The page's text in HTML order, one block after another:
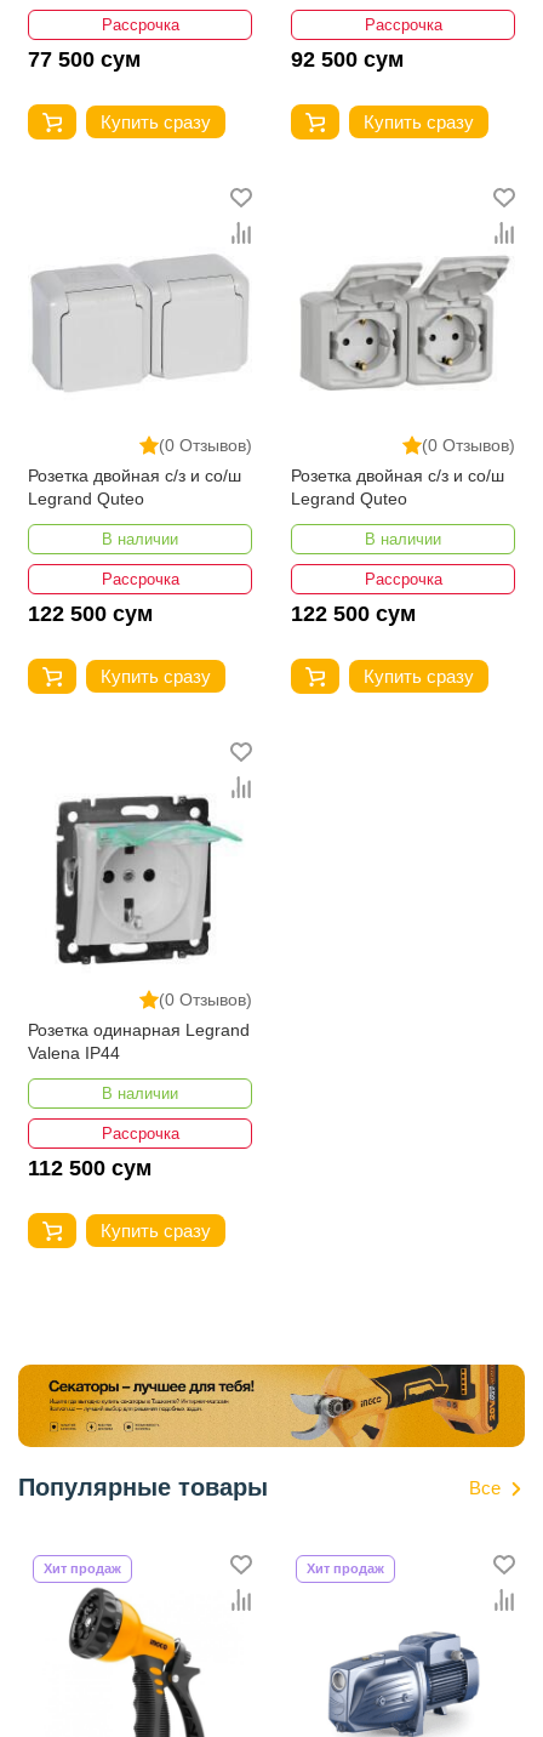
Рассрочка
77 500 сум
Купить сразу
Рассрочка
92 500 сум
Купить сразу
(0 Отзывов)
Розетка двойная с/з и со/ш
Legrand Quteo
В наличии
Рассрочка
122 500 сум
Купить сразу
(0 Отзывов)
Розетка двойная с/з и со/ш
Legrand Quteo
В наличии
Рассрочка
122 500 сум
Купить сразу
(0 Отзывов)
Розетка одинарная Legrand
Valena IP44
В наличии
Рассрочка
112 500 сум
Купить сразу
Популярные товары Все
Хит продаж Хит продаж